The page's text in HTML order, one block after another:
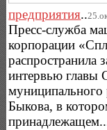
предприятия..
Пресс-служба
корпорации
распространила
интервью главы
Быкова, в